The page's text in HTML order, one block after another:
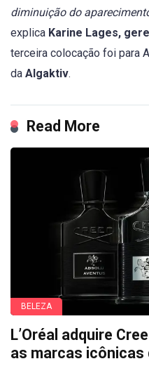
diminuição do
explica Karine Lages,
terceira colocação foi para
da Algaktiv.
Read More
BELEZA
L’Oréal adquire
as marcas icônicas